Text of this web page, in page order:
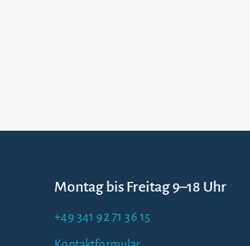
Montag bis Freitag 9–18 Uhr
+49 341 92 71 36 15